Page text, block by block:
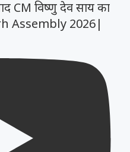
CM विष्णु देव साय का
Assembly 2026|